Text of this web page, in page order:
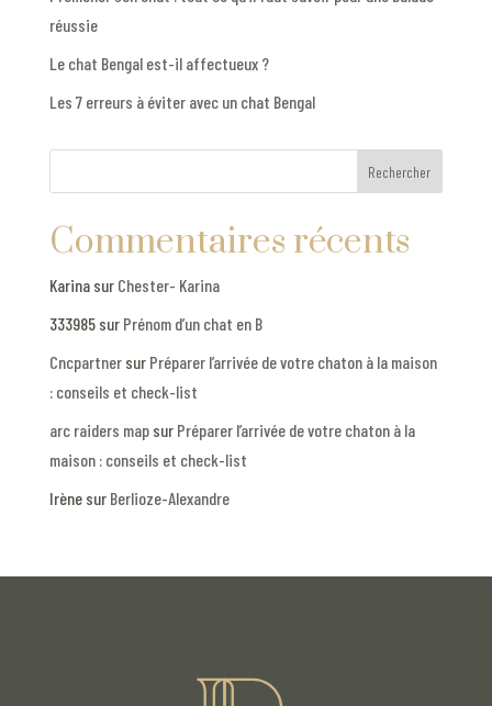
réussie
Le chat Bengal est-il affectueux ?
Les 7 erreurs à éviter avec un chat Bengal
Rechercher
Commentaires récents
Karinasur Chester- Karina
333985sur Prénom d’un chat en B
Cncpartnersur Préparer l’arrivée de votre chaton à la maison
: conseils et check-list
arc raiders mapsur Préparer l’arrivée de votre chaton à la
maison : conseils et check-list
Irènesur Berlioze-Alexandre